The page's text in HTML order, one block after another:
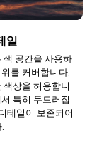
일
색 공간을 사용하
를 커버합니다.
색상을 허용합니
특히 두드러집
테일이 보존되어